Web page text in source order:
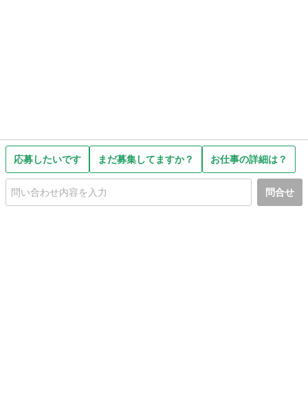
応募したいです まだ募集してますか？ お仕事の詳細は？
問合せ